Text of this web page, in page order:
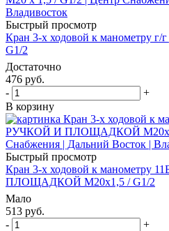
Быстрый просмотр
Кран 3-х ходовой к манометру
G1/2
Достаточно
476 руб.
-
+
В корзину
Быстрый просмотр
Кран 3-х ходовой к манометру
ПЛОЩАДКОЙ М20х1,5 / G1/2
Мало
513 руб.
-
+